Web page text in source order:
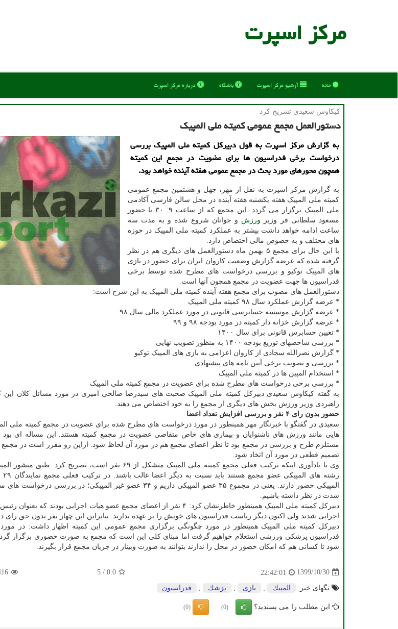
مركز اسپرت
خانه آرشیو مركز اسپرت باشگاه درباره مركز اسپرت
كیكاوس سعیدی تشریح كرد
دستورالعمل مجمع عمومی كمیته ملی المپیك
به گزارش مرکز اسپرت به قول دبیرکل کمیته ملی المپیک بررسی
درخواست برخی فدراسیون ها برای عضویت در مجمع این کمیته
همچون محورهای مورد بحث در مجمع عمومی هفته آینده خواهد بود.
به گزارش مرکز اسپرت به نقل از مهر، چهل و هشتمین مجمع عمومی
کمیته ملی المپیک هفته یکشنبه هفته آینده در محل سالن فارسی آکادمی
ملی المپیک برگزار می گردد. این مجمع که از ساعت ۹: ۳۰ با حضور
مسعود سلطانی فر وزیر ورزش و جوانان شروع شده و به مدت سه
ساعت ادامه خواهد داشت بیشتر به عملکرد کمیته ملی المپیک در حوزه
های مختلف و به خصوص مالی اختصاص دارد.
با این حال برای مجمع ۵ بهمن ماه دستورالعمل های دیگری هم در نظر
گرفته شده که عرضه گزارش وضعیت کاروان ایران برای حضور در بازی
های المپیک توکیو و بررسی درخواست های مطرح شده توسط برخی
فدراسیون ها جهت عضویت در مجمع همچون آنها است.
دستورالعمل های مصوب برای مجمع هفته آینده کمیته ملی المپیک به این شرح است:
* عرضه گزارش عملکرد سال ۹۸ کمیته ملی المپیک
* عرضه گزارش موسسه حسابرسی قانونی در مورد عملکرد مالی سال ۹۸
* عرضه گزارش خزانه دار کمیته در مورد بودجه ۹۸ و ۹۹
* تعیین حسابرس قانونی برای سال ۱۴۰۰
* بررسی شاخصهای توزیع بودجه ۱۴۰۰ به منظور تصویب نهایی
* گزارش نصرالله سجادی از کاروان اعزامی به بازی های المپیک توکیو
* بررسی و تصویب برخی آیین نامه های پیشنهادی
* استخدام المپین ها در کمیته ملی المپیک
* بررسی برخی درخواست های مطرح شده برای عضویت در مجمع کمیته ملی المپیک
به گفته کیکاوس سعیدی دبیرکل کمیته ملی المپیک صحبت های سیدرضا صالحی امیری در مورد مسائل کلان این
راهبردی وزیر ورزش بخش های دیگری از مجمع را به خود اختصاص می دهند.
حضور بدون رای ۴ نفر و بررسی افزایش تعداد اعضا
سعیدی در گفتگو با خبرنگار مهر همینطور در مورد درخواست های مطرح شده برای عضویت در مجمع کمیته ملی
هایی مانند ورزش های ناشنوایان و بیماری های خاص متقاضی عضویت در مجمع کمیته هستند. این مساله ای
مستلزم طرح و بررسی در مجمع بود تا نظر اعضای مجمع هم در مورد آن لحاظ شود. ازاین رو مقرر است در مجمع
تصمیم قطعی در مورد آن اتخاد شود.
وی با یادآوری اینکه ترکیب فعلی مجمع کمیته ملی المپیک متشکل از ۶۹ نفر
المپیکی حضور دارند. یعنی در مجموع ۳۵ عضو المپیکی داریم و ۳۴ عضو غیر
شدت در نظر داشته باشیم.
دبیرکل کمیته ملی المپیک همینطور خاطرنشان کرد: ۴ نفر از اعضای مجمع عضو هیات اجرایی
اجرایی شدند ولی اکنون دیگر ریاست فدراسیون های خویش را بر عهده ندارند. بنابراین این چهار نفر بدون حق
دبیرکل کمیته ملی المپیک همینطور در مورد چگونگی برگزاری مجمع عمومی این کمیته اظهار داشت: در
فدراسیون پزشکی ورزشی استعلام خواهیم گرفت اما مبنای کلی این است که مجمع به صورت حضوری برگزار
شود تا کسانی هم که امکان حضور در محل را ندارند بتوانند به صورت وبینار در جریان مجمع قرار بگیرند.
1399/10/30
22:42:01
0.0
/
5
تگهای خبر: المپیك بازی پزشك فدراسیون
این مطلب را می پسندید؟ (0)
(0)